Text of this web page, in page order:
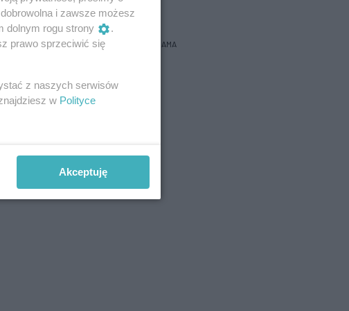
REKLAMA
i zawsze możesz
dolnym rogu strony
.
prawo sprzeciwić się
z naszych serwisów
w Polityce
Akceptuję